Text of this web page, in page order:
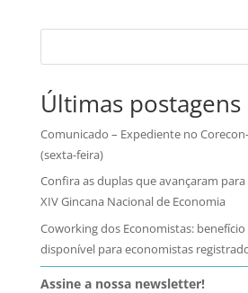
Últimas postagens
Comunicado – Expediente no
(sexta-feira)
Confira as duplas que avançaram
XIV Gincana Nacional de Economia
Coworking dos Economistas: benefício
disponível para economistas
Assine a nossa newsletter!